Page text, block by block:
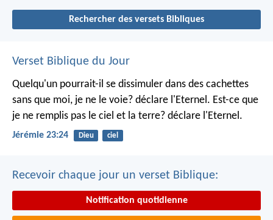
Rechercher des versets Bibliques
Verset Biblique du Jour
Quelqu'un pourrait-il se dissimuler dans des cachettes
sans que moi, je ne le voie? déclare l'Eternel. Est-ce que
je ne remplis pas le ciel et la terre? déclare l'Eternel.
Jérémie 23:24 Dieu ciel
Recevoir chaque jour un verset Biblique:
Notification quotidienne